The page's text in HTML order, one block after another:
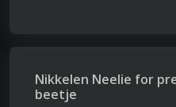
Nikkelen Neelie for
beetje